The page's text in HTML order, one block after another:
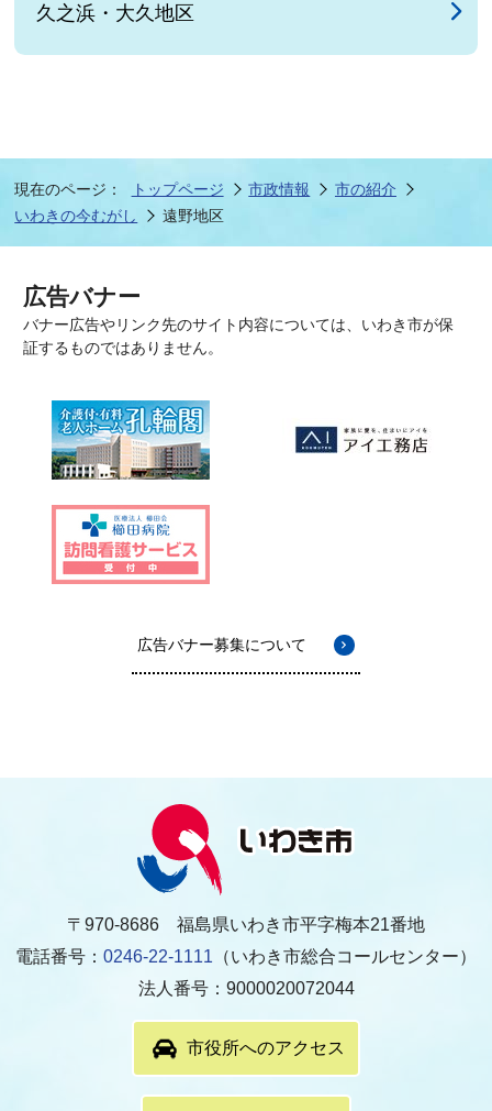
久之浜・大久地区
現在のページ： トップページ 市政情報
市の紹介
いわきの今むがし
遠野地区
広告バナー
バナー広告やリンク先のサイト内容については、いわき市が保
証するものではありません。
広告バナー募集について
〒970-8686 福島県いわき市平字梅本21番地
電話番号： 0246-22-1111 （いわき市総合コールセンター）
法人番号：9000020072044
市役所へのアクセス